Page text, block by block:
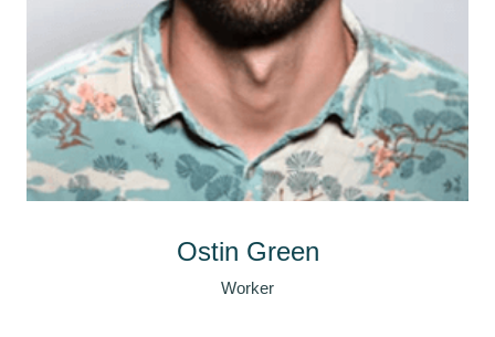
Ostin Green
Worker